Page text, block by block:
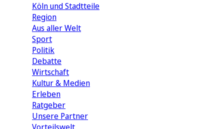
Köln und Stadtteile
Region
Aus aller Welt
Sport
Politik
Debatte
Wirtschaft
Kultur & Medien
Erleben
Ratgeber
Unsere Partner